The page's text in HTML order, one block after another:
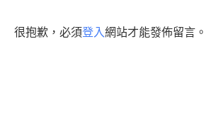
很抱歉，必須登入網站才能發佈留言。